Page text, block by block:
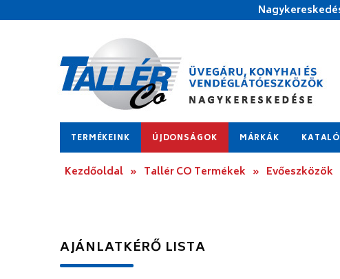
TERMÉKEINK ÚJDONSÁGOK MÁRKÁK
Kezdőoldal » Tallér CO Termékek » Evőeszközök
AJÁNLATKÉRŐ LISTA